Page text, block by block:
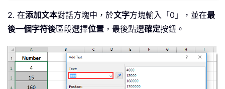
2. 在添加文本對話方塊中，於文字方塊輸入「0」，並在最
後一個字符後區段選擇位置 ，最後點選確定按鈕。